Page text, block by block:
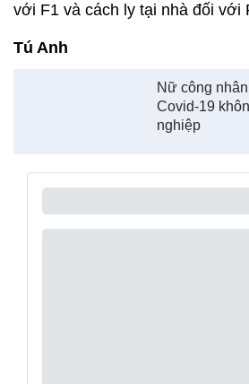
với F1 và cách ly tại nhà đối với
Tú Anh
Nữ công
Covid-19
nghiệp